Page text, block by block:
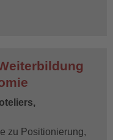
zu Positionierung,